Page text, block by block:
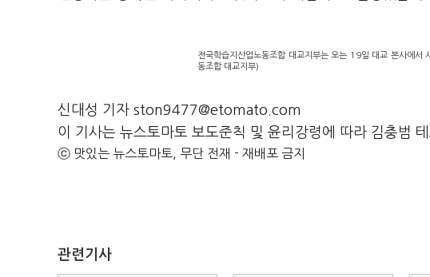
전국학습지산업노동조합 대교지부는 오는 19일 대교 본사에서
동조합 대교지부)
신대성 기자 ston9477@etomato.com
이 기사는 뉴스토마토 보도준칙 및 윤리강령에 따라 김충범
ⓒ 맛있는 뉴스토마토, 무단 전재 - 재배포 금지
관련기사